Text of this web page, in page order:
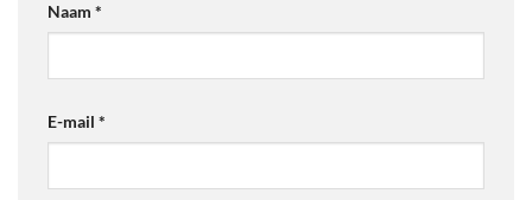
Naam *
E-mail *